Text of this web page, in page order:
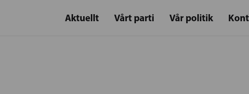
Aktuellt Vårt parti Vår politik